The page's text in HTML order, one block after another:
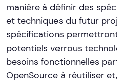
manière à définir des
et techniques du futur
spécifications
potentiels verrous
besoins fonctionnelles
OpenSource à réutiliser